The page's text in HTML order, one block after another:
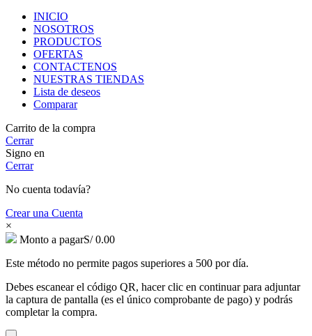
INICIO
NOSOTROS
PRODUCTOS
OFERTAS
CONTACTENOS
NUESTRAS TIENDAS
Lista de deseos
Comparar
Carrito de la compra
Cerrar
Signo en
Cerrar
No cuenta todavía?
Crear una Cuenta
×
Monto a pagarS/0.00
Este método no permite pagos superiores a 500 por día.
Debes escanear el código QR, hacer clic en continuar para adjuntar
la captura de pantalla (es el único comprobante de pago) y podrás
completar la compra.